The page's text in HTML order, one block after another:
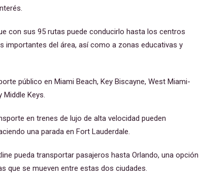
con sus 95 rutas puede conducirlo hasta los centros
importantes del área, así como a zonas educativas y
público en Miami Beach, Key Biscayne, West Miami-
Middle Keys.
en trenes de lujo de alta velocidad pueden
una parada en Fort Lauderdale.
pueda transportar pasajeros hasta Orlando, una opción
que se mueven entre estas dos ciudades.